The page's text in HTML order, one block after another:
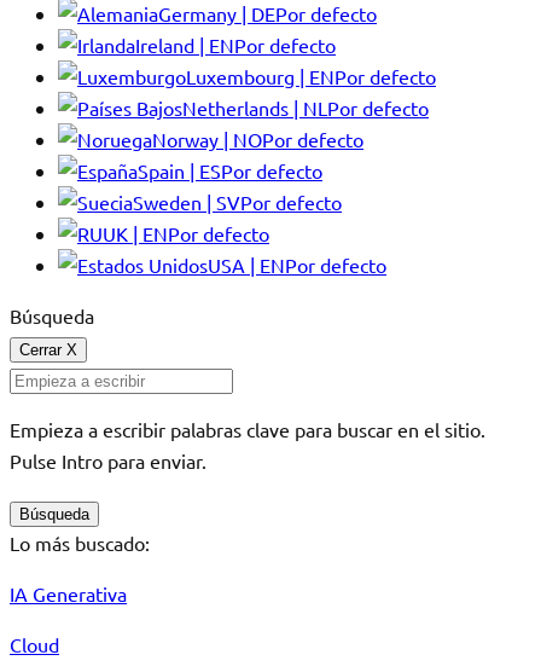
Germany | DEPor defecto
Ireland | ENPor defecto
Luxembourg | ENPor defecto
Netherlands | NL Por defecto
Norway | NOPor defecto
Spain | ESPor defecto
Sweden | SVPor defecto
UK | ENPor defecto
USA | ENPor defecto
Búsqueda
Cerrar X
Empieza a escribir palabras clave para buscar en el sitio.
Pulse Intro para enviar.
Búsqueda
Lo más buscado:
IA Generativa
Cloud